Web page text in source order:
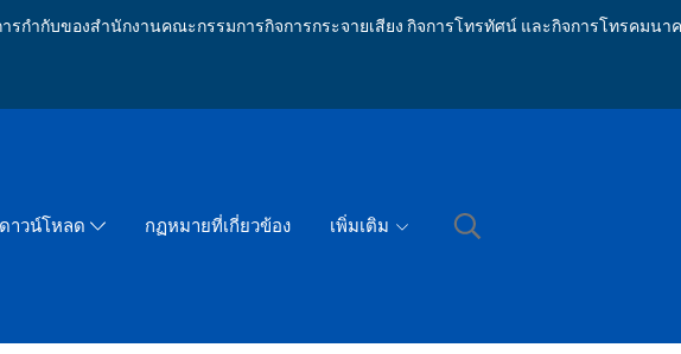
กำกับของสำนักงานคณะกรรมการกิจการกระจายเสียง กิจการโทรทัศน์ และกิจการโทรคมนา
ดาวน์โหลด กฏหมายที่เกี่ยวข้อง เพิ่มเติม